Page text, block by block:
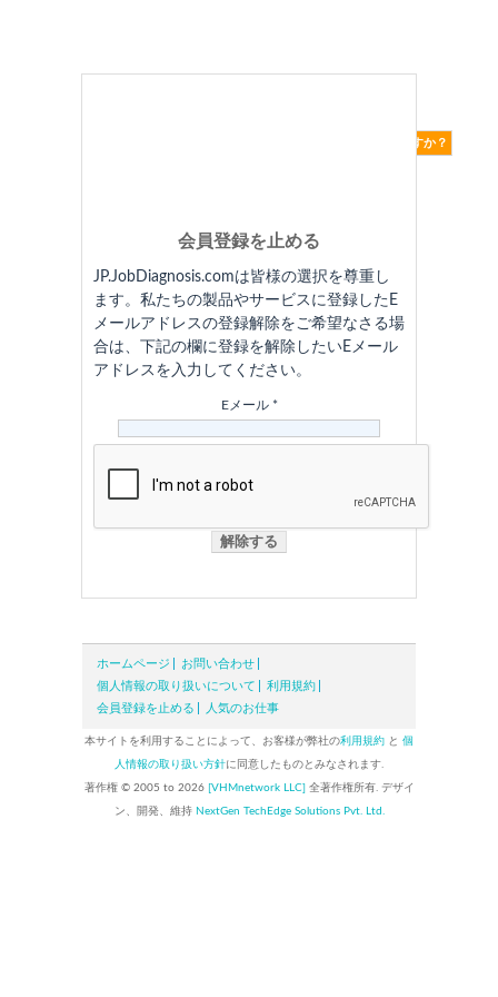
ログイン情報をお忘れですか？
会員登録を止める
JP.JobDiagnosis.comは皆様の選択を尊重し
ます。私たちの製品やサービスに登録したE
メールアドレスの登録解除をご希望なさる場
合は、下記の欄に登録を解除したいEメール
アドレスを入力してください。
Eメール *
ホームページ
お問い合わせ
個人情報の取り扱いについて
利用規約
会員登録を止める
人気のお仕事
本サイトを利用することによって、お客様が弊社の利用規約 と 個
人情報の取り扱い方針に同意したものとみなされます.
著作権 © 2005 to 2026 [VHMnetwork LLC] 全著作権所有. デザイ
ン、開発、維持NextGen TechEdge Solutions Pvt. Ltd.